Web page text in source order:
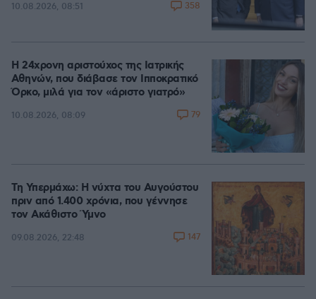
10.08.2026, 08:51 358
Η 24χρονη αριστούχος της Ιατρικής
Αθηνών, που διάβασε τον Ιπποκρατικό
Όρκο, μιλά για τον «άριστο γιατρό»
10.08.2026, 08:09 79
Τη Υπερμάχω: Η νύχτα του Αυγούστου
πριν από 1.400 χρόνια, που γέννησε
τον Ακάθιστο Ύμνο
09.08.2026, 22:48 147